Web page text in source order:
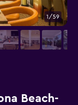
Beach-
1/59